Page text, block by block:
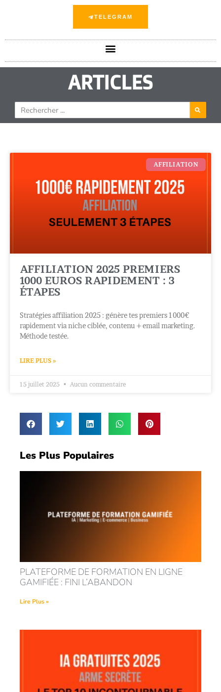
TELEGRAM
ARTICLES
AFFILIATION
AFFILIATION 2025 PREMIERS
1000 EUROS RAPIDEMENT : 3
ÉTAPES
Stratégies affiliation 2025 : génère tes premiers 1000€
rapidement via niche ciblée, contenu + email marketing.
Méthode testée.
LIRE PLUS »
15 juillet 2025 Aucun commentaire
Les Plus Populaires
PLATEFORME DE FORMATION EN LIGNE
GAMIFIÉE : FINI L’ABANDON
Lire Plus »